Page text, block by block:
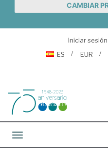
CAMBIAR
Iniciar sesión
ES
EUR
Toggle navigation